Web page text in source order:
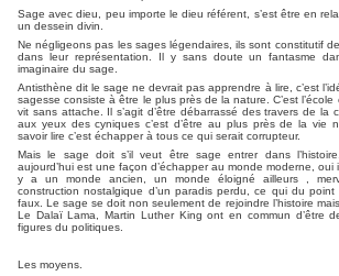
Sage avec dieu, peu importe le dieu référent, s’est être en
un dessein divin.
Ne négligeons pas les sages légendaires, ils sont constitutif
dans leur représentation. Il y sans doute un fantasme
imaginaire du sage.
Antisthène dit le sage ne devrait pas apprendre à lire, c’est
sagesse consiste à être le plus près de la nature. C’est l’école
vit sans attache. Il s’agit d’être débarrassé des travers de la
aux yeux des cyniques c’est d’être au plus près de la vie
savoir lire c’est échapper à tous ce qui serait corrupteur.
Mais le sage doit s’il veut être sage entrer dans
aujourd’hui est une façon d’échapper au monde moderne, oui
y a un monde ancien, un monde éloigné ailleurs ,
construction nostalgique d’un paradis perdu, ce qui du
faux. Le sage se doit non seulement de rejoindre l’histoire
Le Dalaï Lama, Martin Luther King ont en commun d’être
figures du politiques.
Les moyens.